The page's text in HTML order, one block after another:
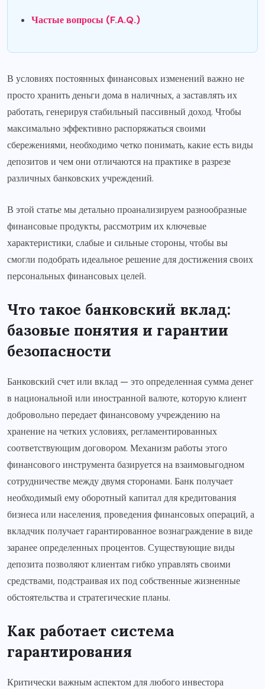
Частые вопросы (F.A.Q.)
В условиях постоянных финансовых изменений важно не
просто хранить деньги дома в наличных, а заставлять их
работать, генерируя стабильный пассивный доход. Чтобы
максимально эффективно распоряжаться своими
сбережениями, необходимо четко понимать, какие есть виды
депозитов и чем они отличаются на практике в разрезе
различных банковских учреждений.
В этой статье мы детально проанализируем разнообразные
финансовые продукты, рассмотрим их ключевые
характеристики, слабые и сильные стороны, чтобы вы
смогли подобрать идеальное решение для достижения своих
персональных финансовых целей.
Что такое банковский вклад:
базовые понятия и гарантии
безопасности
Банковский счет или вклад — это определенная сумма денег
в национальной или иностранной валюте, которую клиент
добровольно передает финансовому учреждению на
хранение на четких условиях, регламентированных
соответствующим договором. Механизм работы этого
финансового инструмента базируется на взаимовыгодном
сотрудничестве между двумя сторонами. Банк получает
необходимый ему оборотный капитал для кредитования
бизнеса или населения, проведения финансовых операций, а
вкладчик получает гарантированное вознаграждение в виде
заранее определенных процентов. Существующие виды
депозита позволяют клиентам гибко управлять своими
средствами, подстраивая их под собственные жизненные
обстоятельства и стратегические планы.
Как работает система
гарантирования
Критически важным аспектом для любого инвестора